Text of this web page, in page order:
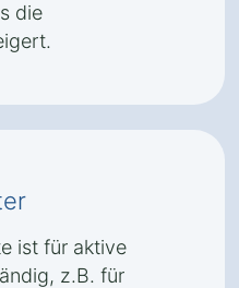
die
ist für aktive
z.B. für